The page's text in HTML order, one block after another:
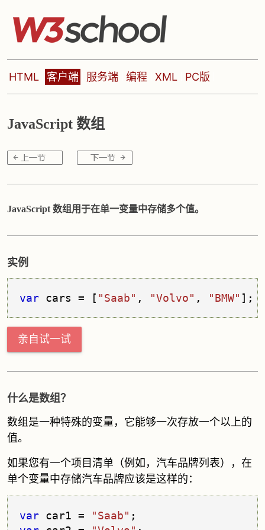
HTML 客户端 服务端 编程 XML PC版
JavaScript 数组
JavaScript 数组用于在单一变量中存储多个值。
实例
var cars = [ "Saab" , "Volvo" , "BMW" ];
亲自试一试
什么是数组？
数组是一种特殊的变量，它能够一次存放一个以上的
值。
如果您有一个项目清单（例如，汽车品牌列表），在
单个变量中存储汽车品牌应该是这样的：
var car1 = "Saab"